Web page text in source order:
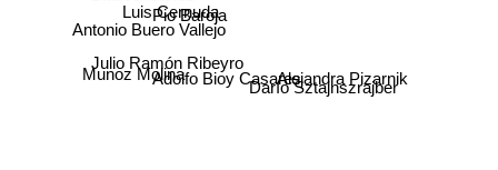
Pio Baroja
Julio Ramón Ribeyro
Luis Cernuda
Antonio Buero Vallejo
Adolfo Bioy CasaresDarío Sztajnszrajber
Munoz Molina Alejandra Pizarnik